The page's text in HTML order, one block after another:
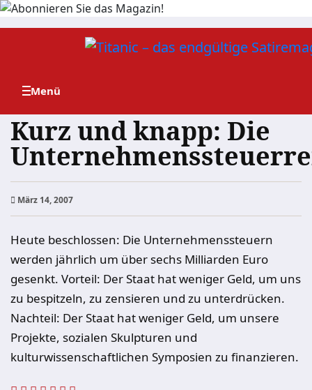
Zum
Kurz und knapp: Die
März 14, 2007
Heute beschlossen: Die Unternehmenssteuern
werden jährlich um über sechs Milliarden Euro
gesenkt. Vorteil: Der Staat hat weniger Geld, um uns
zu bespitzeln, zu zensieren und zu unterdrücken.
Nachteil: Der Staat hat weniger Geld, um unsere
Projekte, sozialen Skulpturen und
kulturwissenschaftlichen Symposien zu finanzieren.